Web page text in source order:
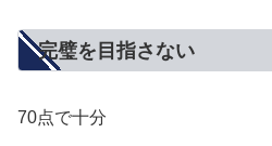
完璧を目指さない
70点で十分